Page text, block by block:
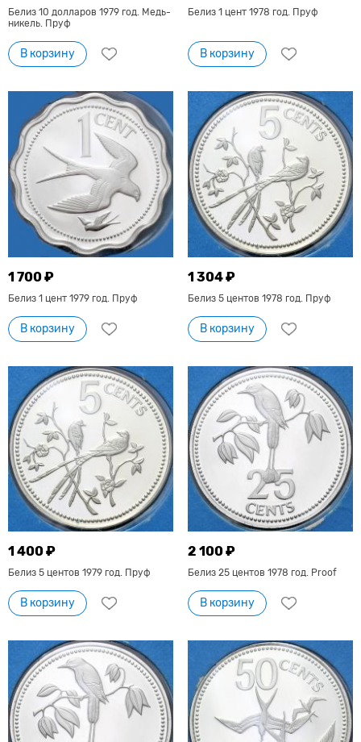
Белиз 10 долларов 1979 год. Медь-
никель. Пруф
В корзину
Белиз 1 цент 1978 год. Пруф
В корзину
1 700 ₽
Белиз 1 цент 1979 год. Пруф
В корзину
1 304 ₽
Белиз 5 центов 1978 год. Пруф
В корзину
1 400 ₽
Белиз 5 центов 1979 год. Пруф
В корзину
2 100 ₽
Белиз 25 центов 1978 год. Proof
В корзину